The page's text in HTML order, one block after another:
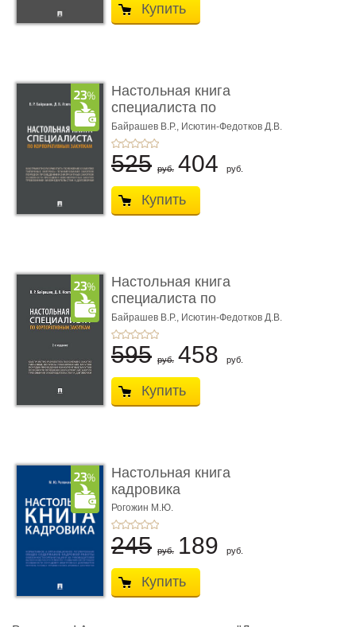
Купить
Настольная книга
специалиста по
корпоративны� ...
Байрашев В.Р., Исютин-Федотков Д.В.
525 руб. 404 руб.
Купить
Настольная книга
специалиста по
корпоративны� ...
Байрашев В.Р., Исютин-Федотков Д.В.
595 руб. 458 руб.
Купить
Настольная книга
кадровика
Рогожин М.Ю.
245 руб. 189 руб.
Купить